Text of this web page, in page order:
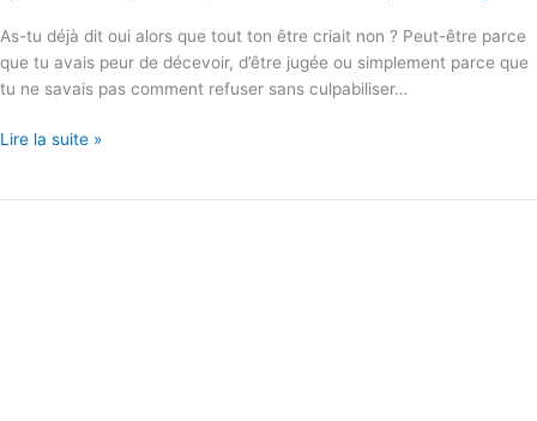
As-tu déjà dit oui alors que tout ton être criait non ? Peut-être parce
que tu avais peur de décevoir, d’être jugée ou simplement parce que
tu ne savais pas comment refuser sans culpabiliser…
Dire
Lire la suite »